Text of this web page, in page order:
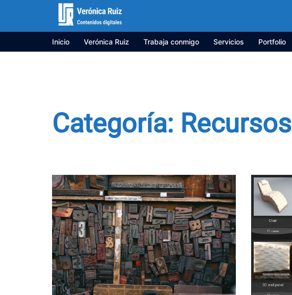
contenido
Inicio Verónica Ruiz Trabaja conmigo Servicios Portfolio
Categoría: Recursos